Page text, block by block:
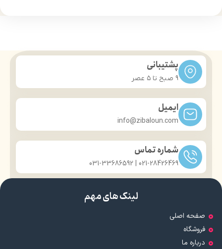
پشتیبانی
9 صبح تا ۵ عصر
ایمیل
info@zibaloun.com
شماره تماس
021-28426469 | 031-33686592
لینک های مهم
صفحه اصلی
فروشگاه
درباره ما